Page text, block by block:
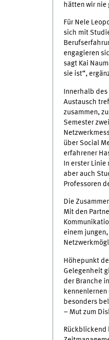
hätten wir nie
Für Nele
sich mit
engagieren
sagt Kai
sie ist“,
Innerhalb
Austausch
zusammen,
Semester
über Social
erfahrener
In erster
aber auch
Professoren
Die
Mit den
einem
Höhepunkt
Gelegenheit
der Branche
besonders
– Mut zum
Rückblickend